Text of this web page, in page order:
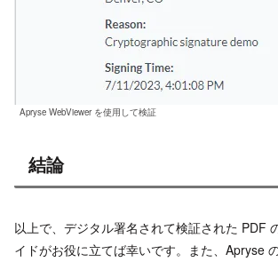
Apryse WebViewer を使用して検証
結論
以上で、デジタル署名されて検証された PDF
イドがお役に立てば幸いです。また、Apryse